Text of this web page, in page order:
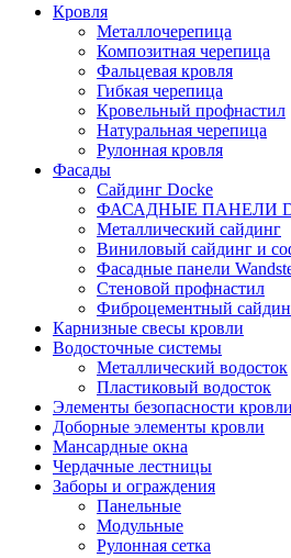
Кровля
Металлочерепица
Композитная черепица
Фальцевая кровля
Гибкая черепица
Кровельный профнастил
Натуральная черепица
Рулонная кровля
Фасады
Сайдинг Docke
ФАСАДНЫЕ ПАНЕЛИ
Металлический сайдинг
Виниловый сайдинг и
Фасадные панели
Стеновой профнастил
Фиброцементный
Карнизные свесы кровли
Водосточные системы
Металлический водосток
Пластиковый водосток
Элементы безопасности кровли
Доборные элементы кровли
Мансардные окна
Чердачные лестницы
Заборы и ограждения
Панельные
Модульные
Рулонная сетка